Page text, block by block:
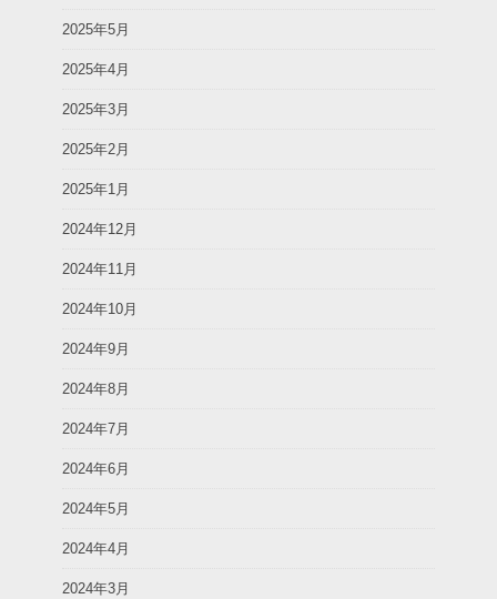
2025年5月
2025年4月
2025年3月
2025年2月
2025年1月
2024年12月
2024年11月
2024年10月
2024年9月
2024年8月
2024年7月
2024年6月
2024年5月
2024年4月
2024年3月